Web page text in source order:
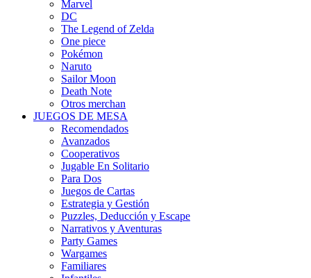
Marvel
DC
The Legend of Zelda
One piece
Pokémon
Naruto
Sailor Moon
Death Note
Otros merchan
JUEGOS DE MESA
Recomendados
Avanzados
Cooperativos
Jugable En Solitario
Para Dos
Juegos de Cartas
Estrategia y Gestión
Puzzles, Deducción y Escape
Narrativos y Aventuras
Party Games
Wargames
Familiares